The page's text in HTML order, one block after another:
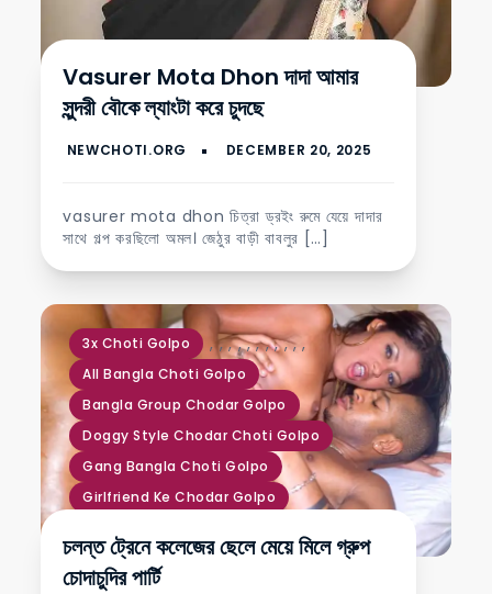
Vasurer Mota Dhon দাদা আমার
সুন্দরী বৌকে ল্যাংটা করে চুদছে
vasurer mota dhon চিত্রা ড্রইং রুমে যেয়ে দাদার
সাথে গল্প করছিলো অমল। জেঠুর বাড়ী বাবলুর […]
3x Choti Golpo ,
All Bangla Choti Golpo
,
Bangla Group Chodar Golpo
,
Doggy Style Chodar Choti Golpo
,
Gang Bangla Choti Golpo
,
Girlfriend Ke Chodar Golpo
,,
Kolkata Choti Golpo
,
মেয়েদের মুখে মাল আউট
,,,
চলন্ত ট্রেনে কলেজের ছেলে মেয়ে মিলে গ্রুপ
চোদাচুদির পার্টি